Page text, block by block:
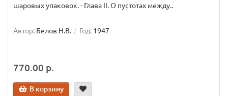
шаровых упаковок. - Глава II. О пустотах между..
Автор: Белов Н.В. Год: 1947
770.00 р.
В корзину